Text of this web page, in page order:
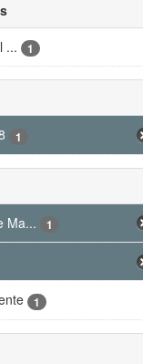
...
1
1
Ma...
1
1